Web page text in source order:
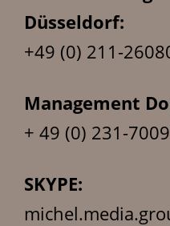
Düsseldorf:
+49 (0) 211-
Management
+ 49 (0) 231-
SKYPE: